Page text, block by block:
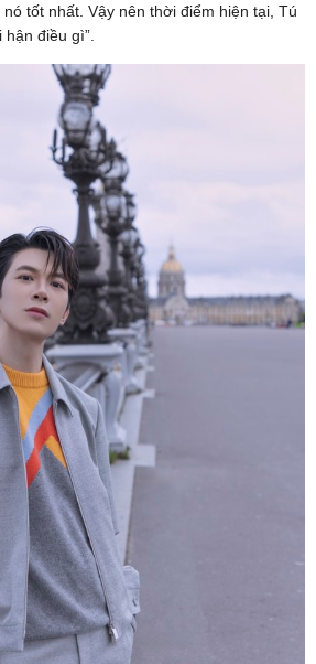
tốt nhất. Vậy nên thời điểm hiện tại, Tú
điều gì”.